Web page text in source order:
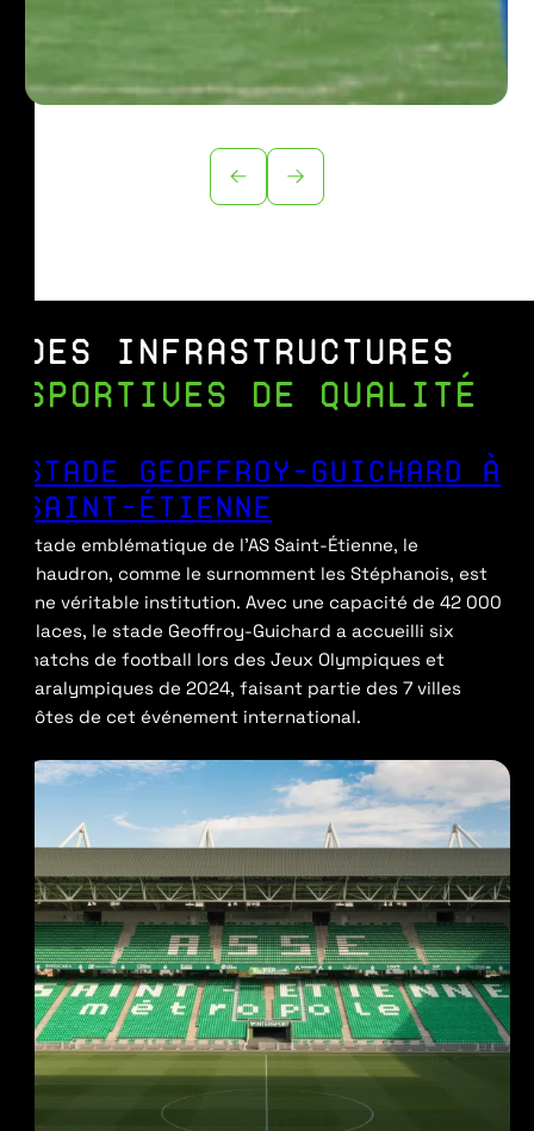
DES INFRASTRUCTURES
SPORTIVES DE QUALITÉ
STADE GEOFFROY-GUICHARD À
SAINT-ÉTIENNE
Stade emblématique de l’AS Saint-Étienne, le
Chaudron, comme le surnomment les Stéphanois, est
une véritable institution. Avec une capacité de 42 000
places, le stade Geoffroy-Guichard a accueilli six
matchs de football lors des Jeux Olympiques et
Paralympiques de 2024, faisant partie des 7 villes
hôtes de cet événement international.